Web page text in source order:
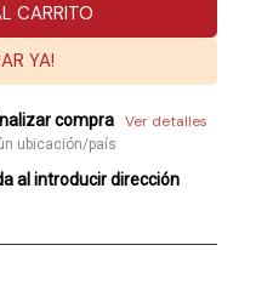
CARRITO
YA!
compra Ver detalles
ubicación/país
al introducir dirección